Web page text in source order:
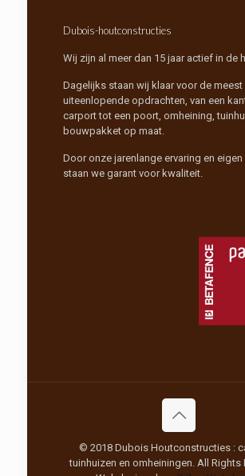
Dubois-houtconstructies
Wij zijn al meer dan 15 jaar actief in de
Dagelijks staan wij klaar voor de meest
uiteenlopende opdrachten, van een
carport tot een poort, omheining,
bouwpakket op maat.
Door onze jarenlange ervaring en
staan we garant voor kwaliteit.
© 2018 Dubois Houtconstructies :
tuinhuizen en omheiningen. All Rights